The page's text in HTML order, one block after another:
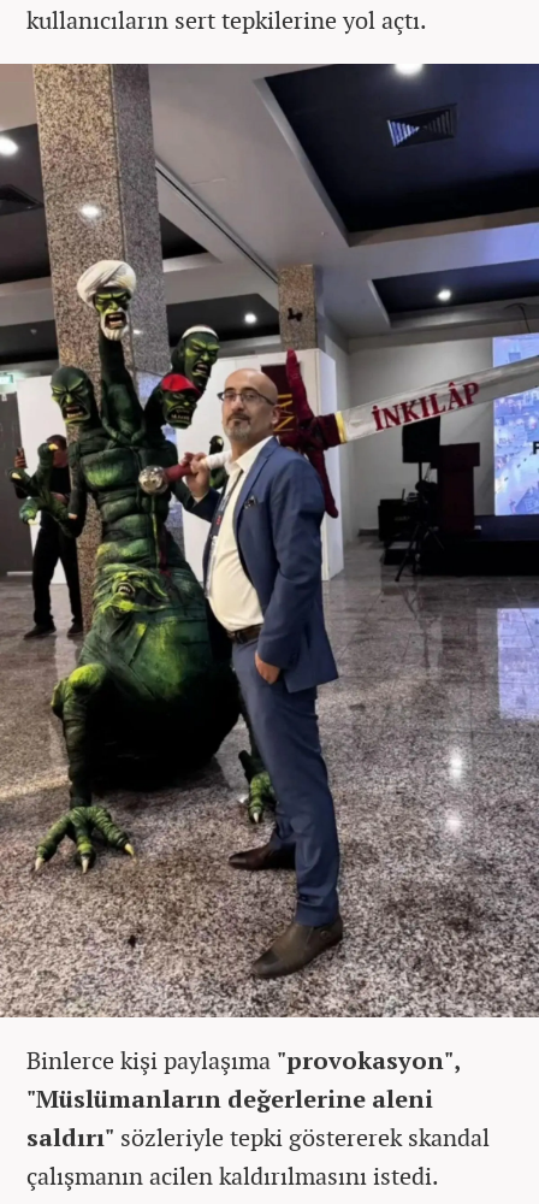
kullanıcıların sert tepkilerine yol açtı.
Binlerce kişi paylaşıma "provokasyon",
"Müslümanların değerlerine aleni
saldırı" sözleriyle tepki göstererek skandal
çalışmanın acilen kaldırılmasını istedi.